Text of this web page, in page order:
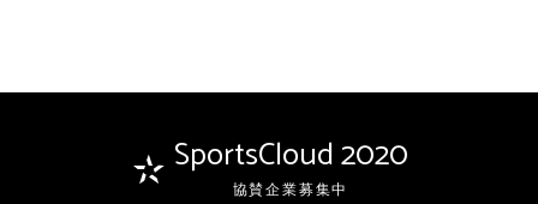
SportsCloud 2020
協賛企業募集中